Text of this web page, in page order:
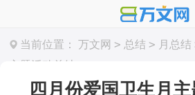
当前位置： 万文网 > 总结 > 月总结
主题活动总结
四月份爱国卫生月